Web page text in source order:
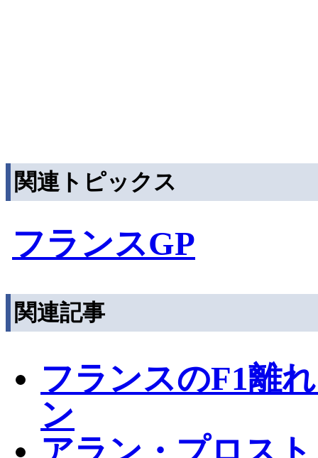
関連トピックス
フランスGP
関連記事
フランスのF1離
ン